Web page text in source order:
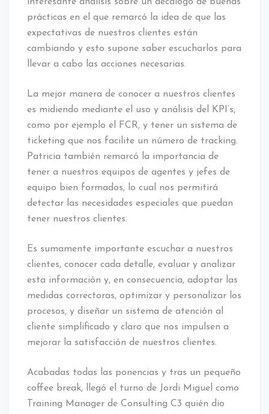
interesante análisis sobre un decálogo de buenas
prácticas en el que remarcó la idea de que las
expectativas de nuestros clientes están
cambiando y esto supone saber escucharlos para
llevar a cabo las acciones necesarias.
La mejor manera de conocer a nuestros clientes
es midiendo mediante el uso y análisis del KPI’s,
como por ejemplo el FCR, y tener un sistema de
ticketing que nos facilite un número de tracking.
Patricia también remarcó la importancia de
tener a nuestros equipos de agentes y jefes de
equipo bien formados, lo cual nos permitirá
detectar las necesidades especiales que puedan
tener nuestros clientes.
Es sumamente importante escuchar a nuestros
clientes, conocer cada detalle, evaluar y analizar
esta información y, en consecuencia, adoptar las
medidas correctoras, optimizar y personalizar los
procesos, y diseñar un sistema de atención al
cliente simplificado y claro que nos impulsen a
mejorar la satisfacción de nuestros clientes.
Acabadas todas las ponencias y tras un pequeño
coffee break, llegó el turno de Jordi Miguel como
Training Manager de Consulting C3 quién dio